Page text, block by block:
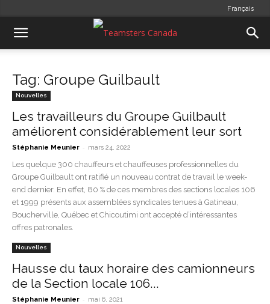
Français
Tag: Groupe Guilbault
Nouvelles
Les travailleurs du Groupe Guilbault
améliorent considérablement leur sort
Stéphanie Meunier - mars 24, 2022
Les quelque 300 chauffeurs et chauffeuses professionnelles du
Groupe Guilbault ont ratifié un nouveau contrat de travail le week-
end dernier. En effet, 80 % de ces membres des sections locales 106
et 1999 présents aux assemblées syndicales tenues à Gatineau,
Boucherville, Québec et Chicoutimi ont accepté d’intéressantes
offres patronales.
Nouvelles
Hausse du taux horaire des camionneurs
de la Section locale 106...
Stéphanie Meunier - mai 6, 2021